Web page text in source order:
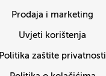
Prodaja i marketing
Uvjeti korištenja
Politika zaštite privatnosti